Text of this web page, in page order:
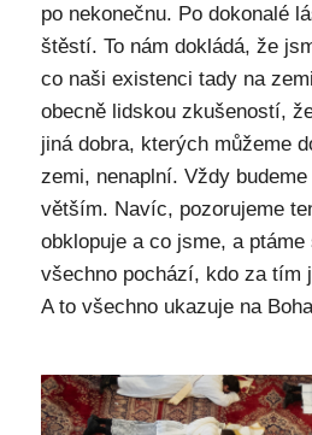
po nekonečnu. Po dokonalé
štěstí. To nám dokládá, že
co naši existenci tady na
obecně lidskou zkušeností,
jiná dobra, kterých můžeme
zemi, nenaplní. Vždy
větším. Navíc, pozorujeme
obklopuje a co jsme, a ptáme
všechno pochází, kdo za tím
A to všechno ukazuje na